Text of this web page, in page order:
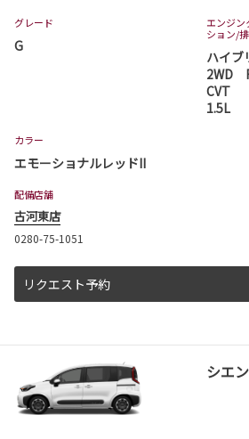
カローラ クロスは茨城トヨタから。
プリウス 一部改良
プリウスが一部改良となりました。
詳しくはこちら
2026-06-18
ハイエース ワゴンは茨城トヨタから。
詳しくはこちら
グレード
G
エンジン
ション/
ハイブ
2WD
CVT
1.5L
カラー
エモーショナルレッドII
配備店舗
古河東店
0280-75-1051
リクエスト予約
シエ